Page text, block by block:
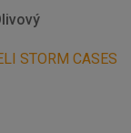
STORM CASES